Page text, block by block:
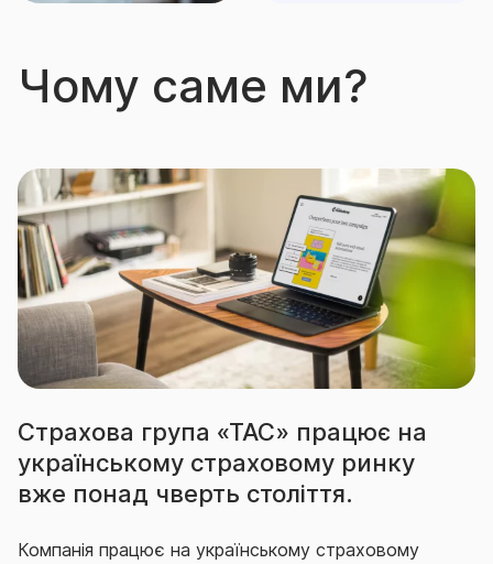
Чому саме ми?
Страхова група «ТАС» працює на
українському страховому ринку
вже понад чверть століття.
Компанія працює на українському страховому